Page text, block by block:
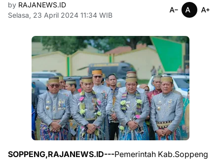
by RAJANEWS.ID
Selasa, 23 April 2024 11:34 WIB
SOPPENG,RAJANEWS.ID---Pemerintah Kab.Soppeng